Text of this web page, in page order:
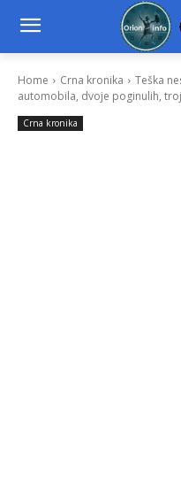
Home Crna kronika
Teška
automobila, dvoje poginulih,
Crna kronika